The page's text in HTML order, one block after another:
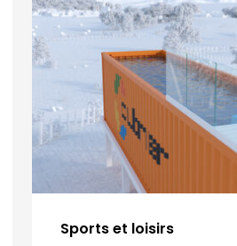
Sports et loisirs